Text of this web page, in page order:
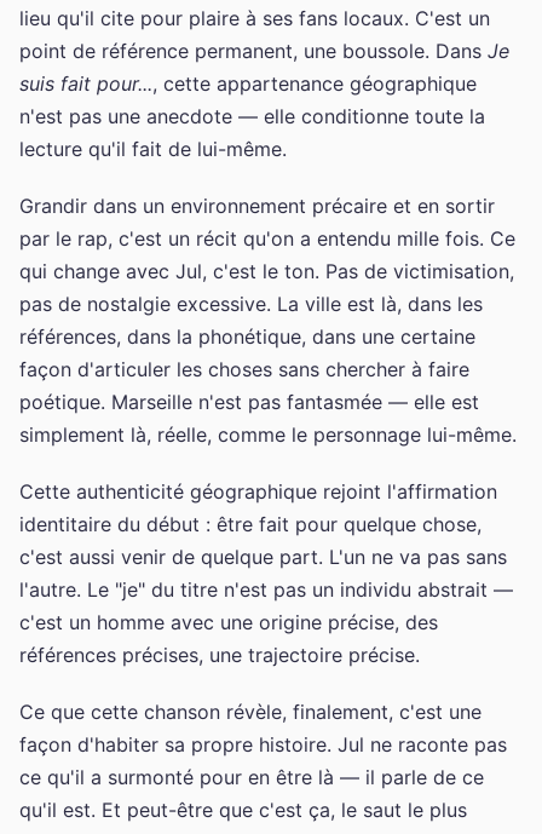
lieu qu'il cite pour plaire à ses fans locaux. C'est un
point de référence permanent, une boussole. Dans Je
suis fait pour..., cette appartenance géographique
n'est pas une anecdote — elle conditionne toute la
lecture qu'il fait de lui-même.
Grandir dans un environnement précaire et en sortir
par le rap, c'est un récit qu'on a entendu mille fois. Ce
qui change avec Jul, c'est le ton. Pas de victimisation,
pas de nostalgie excessive. La ville est là, dans les
références, dans la phonétique, dans une certaine
façon d'articuler les choses sans chercher à faire
poétique. Marseille n'est pas fantasmée — elle est
simplement là, réelle, comme le personnage lui-même.
Cette authenticité géographique rejoint l'affirmation
identitaire du début : être fait pour quelque chose,
c'est aussi venir de quelque part. L'un ne va pas sans
l'autre. Le "je" du titre n'est pas un individu abstrait —
c'est un homme avec une origine précise, des
références précises, une trajectoire précise.
Ce que cette chanson révèle, finalement, c'est une
façon d'habiter sa propre histoire. Jul ne raconte pas
ce qu'il a surmonté pour en être là — il parle de ce
qu'il est. Et peut-être que c'est ça, le saut le plus